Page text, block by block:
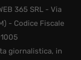
365 SRL - Via
- Codice Fiscale
giornalistica, in